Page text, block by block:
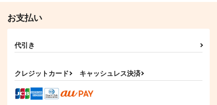
お支払い
代引き
クレジットカード キャッシュレス決済